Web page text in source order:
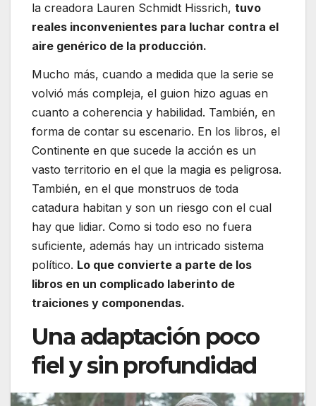
la creadora Lauren Schmidt Hissrich, tuvo
reales inconvenientes para luchar contra el
aire genérico de la producción.
Mucho más, cuando a medida que la serie se
volvió más compleja, el guion hizo aguas en
cuanto a coherencia y habilidad. También, en
forma de contar su escenario. En los libros, el
Continente en que sucede la acción es un
vasto territorio en el que la magia es peligrosa.
También, en el que monstruos de toda
catadura habitan y son un riesgo con el cual
hay que lidiar. Como si todo eso no fuera
suficiente, además hay un intricado sistema
político. Lo que convierte a parte de los
libros en un complicado laberinto de
traiciones y componendas.
Una adaptación poco
fiel y sin profundidad